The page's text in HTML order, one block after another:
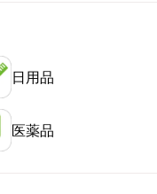
日用品
医薬品